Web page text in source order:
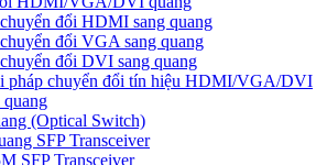
đổi HDMI sang quang
đổi VGA sang quang
đổi DVI sang quang
pháp chuyển đổi tín hiệu HDMI/VGA/DVI
quang
(Optical Switch)
SFP Transceiver
SFP Transceiver